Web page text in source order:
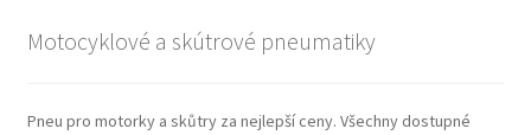
Motocyklové a skútrové pneumatiky
Pneu pro motorky a skůtry za nejlepší ceny. Všechny dostupné